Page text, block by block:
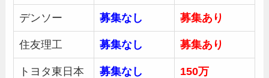
デンソー 募集なし 募集あり
住友理工 募集なし 募集あり
トヨタ東日本 募集なし 150万